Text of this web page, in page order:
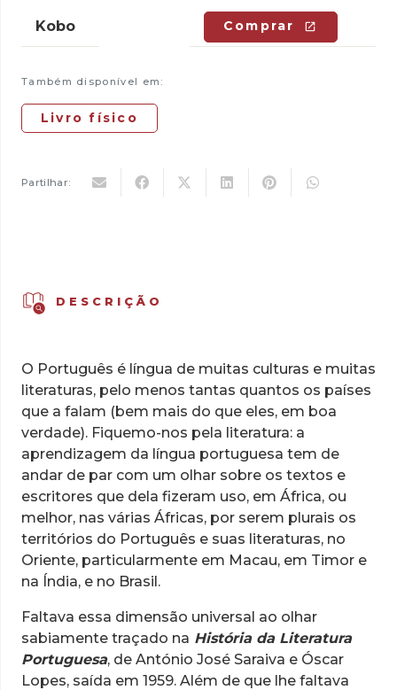
Kobo Comprar
Também disponível em:
Livro físico
Partilhar:
DESCRIÇÃO
O Português é língua de muitas culturas e muitas
literaturas, pelo menos tantas quantos os países
que a falam (bem mais do que eles, em boa
verdade). Fiquemo-nos pela literatura: a
aprendizagem da língua portuguesa tem de
andar de par com um olhar sobre os textos e
escritores que dela fizeram uso, em África, ou
melhor, nas várias Áfricas, por serem plurais os
territórios do Português e suas literaturas, no
Oriente, particularmente em Macau, em Timor e
na Índia, e no Brasil.
Faltava essa dimensão universal ao olhar
sabiamente traçado na História da Literatura
Portuguesa, de António José Saraiva e Óscar
Lopes, saída em 1959. Além de que lhe faltava